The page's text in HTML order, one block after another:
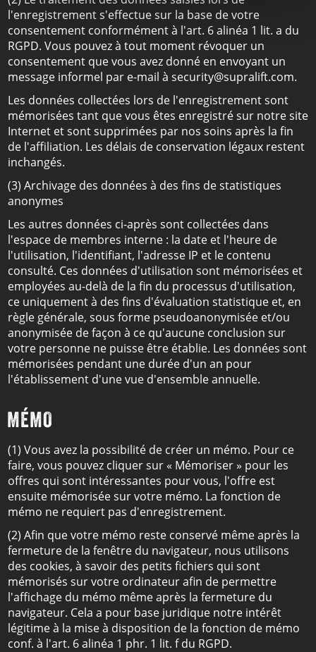
l'enregistrement s'effectue sur la base de votre
consentement conformément à l'art. 6 alinéa 1 lit. a du
RGPD. Vous pouvez à tout moment révoquer un
consentement que vous avez donné en envoyant un
message informel par e-mail à security@supralift.com.
Les données collectées lors de l'enregistrement sont
mémorisées tant que vous êtes enregistré sur notre site
Internet et sont supprimées par nos soins après la fin
de l'affiliation. Les délais de conservation légaux restent
inchangés.
(3) Archivage des données à des fins de statistiques
anonymes
Les autres données ci-après sont collectées dans
l'espace de membres interne : la date et l'heure de
l'utilisation, l'identifiant, l'adresse IP et le contenu
consulté. Ces données d'utilisation sont mémorisées et
employées au-delà de la fin du processus d'utilisation,
ce uniquement à des fins d'évaluation statistique et, en
règle générale, sous forme pseudoanonymisée et/ou
anonymisée de façon à ce qu'aucune conclusion sur
votre personne ne puisse être établie. Les données sont
mémorisées pendant une durée d'un an pour
l'établissement d'une vue d'ensemble annuelle.
MÉMO
(1) Vous avez la possibilité de créer un mémo. Pour ce
faire, vous pouvez cliquer sur « Mémoriser » pour les
offres qui sont intéressantes pour vous, l'offre est
ensuite mémorisée sur votre mémo. La fonction de
mémo ne requiert pas d'enregistrement.
(2) Afin que votre mémo reste conservé même après la
fermeture de la fenêtre du navigateur, nous utilisons
des cookies, à savoir des petits fichiers qui sont
mémorisés sur votre ordinateur afin de permettre
l'affichage du mémo même après la fermeture du
navigateur. Cela a pour base juridique notre intérêt
légitime à la mise à disposition de la fonction de mémo
conf. à l'art. 6 alinéa 1 phr. 1 lit. f du RGPD.